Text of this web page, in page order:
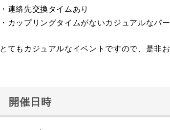
・連絡先交換タイムあり
・カップリングタイムがないカジュアルなパ
とてもカジュアルなイベントですので、是非
開催日時